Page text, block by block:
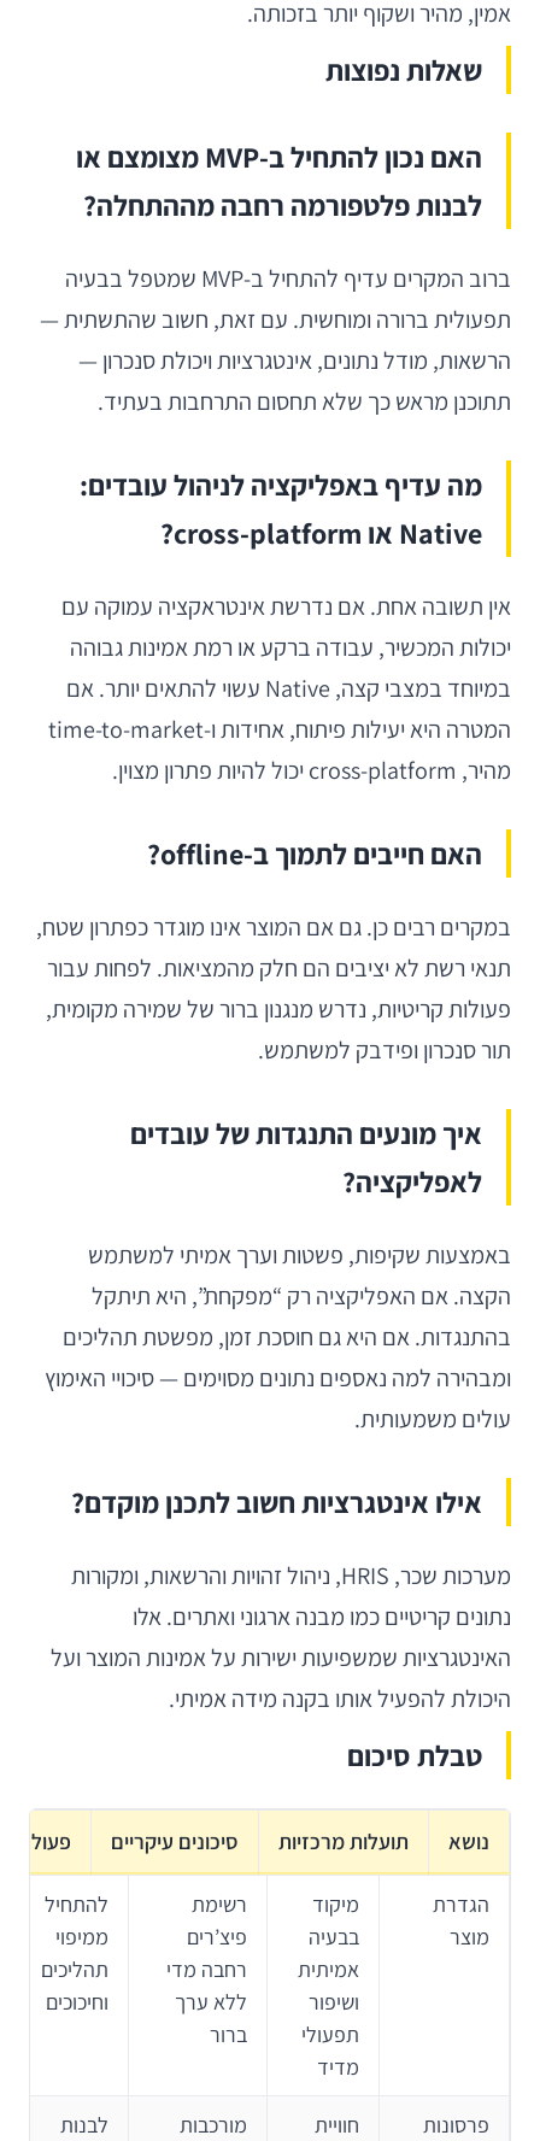
אמין, מהיר ושקוף יותר בזכותה.
שאלות נפוצות
האם נכון להתחיל ב-MVP מצומצם או
לבנות פלטפורמה רחבה מההתחלה?
ברוב המקרים עדיף להתחיל ב-MVP שמטפל בבעיה
תפעולית ברורה ומוחשית. עם זאת, חשוב שהתשתית —
הרשאות, מודל נתונים, אינטגרציות ויכולת סנכרון —
תתוכנן מראש כך שלא תחסום התרחבות בעתיד.
מה עדיף באפליקציה לניהול עובדים:
Native או cross-platform?
אין תשובה אחת. אם נדרשת אינטראקציה עמוקה עם
יכולות המכשיר, עבודה ברקע או רמת אמינות גבוהה
במיוחד במצבי קצה, Native עשוי להתאים יותר. אם
המטרה היא יעילות פיתוח, אחידות ו-time-to-market
מהיר, cross-platform יכול להיות פתרון מצוין.
האם חייבים לתמוך ב-offline?
במקרים רבים כן. גם אם המוצר אינו מוגדר כפתרון שטח,
תנאי רשת לא יציבים הם חלק מהמציאות. לפחות עבור
פעולות קריטיות, נדרש מנגנון ברור של שמירה מקומית,
תור סנכרון ופידבק למשתמש.
איך מונעים התנגדות של עובדים
לאפליקציה?
באמצעות שקיפות, פשטות וערך אמיתי למשתמש
הקצה. אם האפליקציה רק “מפקחת”, היא תיתקל
בהתנגדות. אם היא גם חוסכת זמן, מפשטת תהליכים
ומבהירה למה נאספים נתונים מסוימים — סיכויי האימוץ
עולים משמעותית.
אילו אינטגרציות חשוב לתכנן מוקדם?
מערכות שכר, HRIS, ניהול זהויות והרשאות, ומקורות
נתונים קריטיים כמו מבנה ארגוני ואתרים. אלו
האינטגרציות שמשפיעות ישירות על אמינות המוצר ועל
היכולת להפעיל אותו בקנה מידה אמיתי.
טבלת סיכום
נושא תועלות מרכזיות סיכונים עיקריים פעולה
הגדרת
מוצר
מיקוד
בבעיה
אמיתית
ושיפור
תפעולי
מדיד
רשימת
פיצ’רים
רחבה מדי
ללא ערך
ברור
להתחיל
ממיפוי
תהליכים
וחיכוכים
פרסונות
חוויית
מורכבות
לבנות